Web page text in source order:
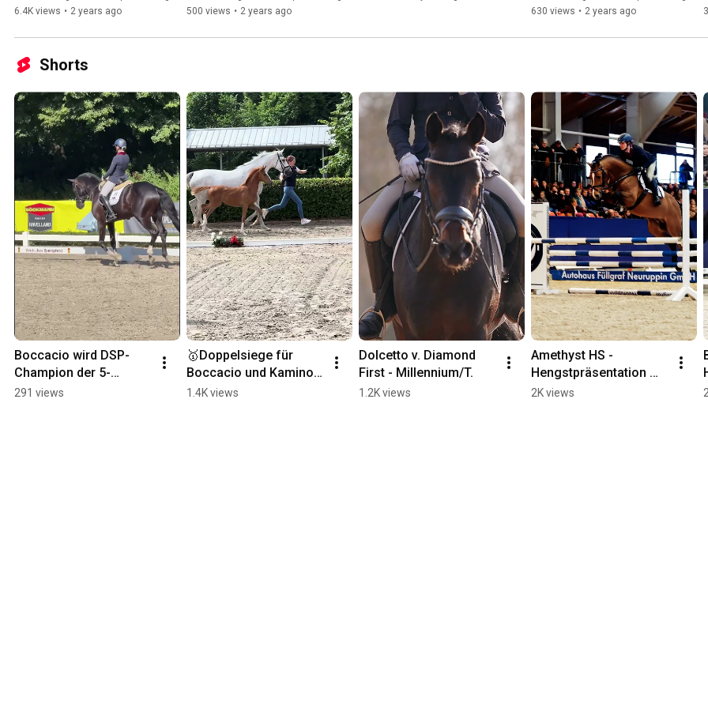
Zuspruch der Züchter erhielt, stehen mit dem auffällig
dieser Zusammenarbeit zur Verfügung.
Seite. Das attraktive Angebot an Hengsten im
Decktaxensplitting haben wir für die kommende Saison
deutlich erweitert.
KONTAKT:
Team EU-Besamungsstation Neustadt (Dosse)
Beratung und weitere Informationen rund um die Leistungen
der Besamungsstation Neustadt (Dosse)
+49 33970 5029151
+49 33970 5029847
besamung@neustaedter-gestuete.de
6.4K views • 2 years ago
500 views • 2 years ago
630 views • 2 years ago
Shorts
Boccacio wird DSP-
Champion der 5-
jährigen Dressurpferde
291 views
🥇Doppelsiege für
Boccacio und Kamino
Real - Fohlenschau im
1.4K views
Dolcetto v. Diamond
First - Millennium/T.
1.2K views
Amethyst HS -
Hengstpräsentation
Neustadt (Dosse)
2K views